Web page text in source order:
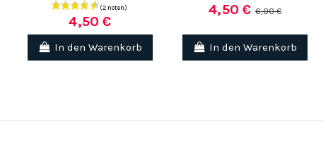
4,50 €
In den Warenkorb
4,50 €6,00 €
In den Warenkorb